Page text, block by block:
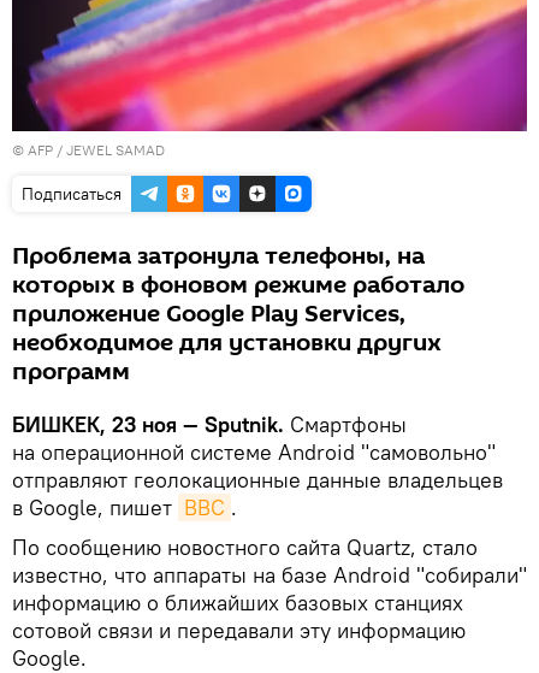
© AFP / JEWEL SAMAD
Подписаться
Проблема затронула телефоны, на
которых в фоновом режиме работало
приложение Google Play Services,
необходимое для установки других
программ
БИШКЕК, 23 ноя — Sputnik. Смартфоны
на операционной системе Android "самовольно"
отправляют геолокационные данные владельцев
в Google, пишет BBC .
По сообщению новостного сайта Quartz, стало
известно, что аппараты на базе Android "собирали"
информацию о ближайших базовых станциях
сотовой связи и передавали эту информацию
Google.